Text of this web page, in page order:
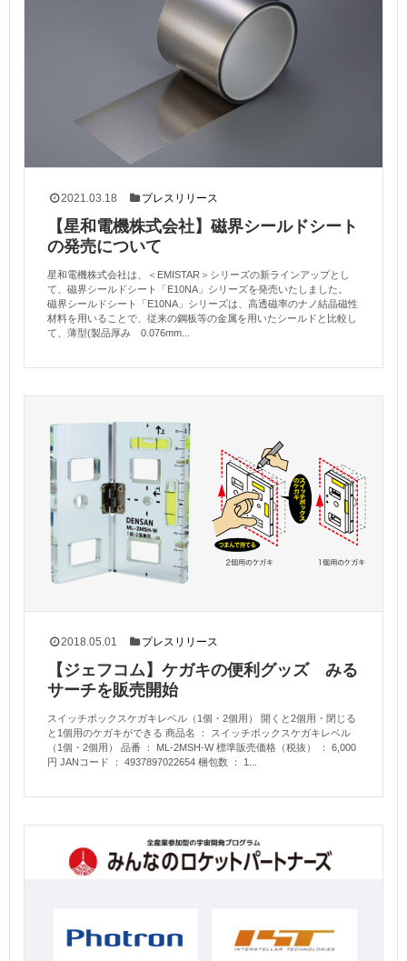
2021.03.18 プレスリリース
【星和電機株式会社】磁界シールドシート
の発売について
星和電機株式会社は、＜EMISTAR＞シリーズの新ラインアップとし
て、磁界シールドシート「E10NA」シリーズを発売いたしました。
磁界シールドシート「E10NA」シリーズは、高透磁率のナノ結晶磁性
材料を用いることで、従来の鋼板等の金属を用いたシールドと比較し
て、薄型(製品厚み 0.076mm...
2018.05.01 プレスリリース
【ジェフコム】ケガキの便利グッズ みる
サーチを販売開始
スイッチボックスケガキレベル（1個・2個用） 開くと2個用・閉じる
と1個用のケガキができる 商品名 ： スイッチボックスケガキレベル
（1個・2個用） 品番 ： ML-2MSH-W 標準販売価格（税抜） ： 6,000
円 JANコード ： 4937897022654 梱包数 ： 1...